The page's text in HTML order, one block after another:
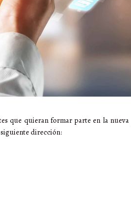
que quieran formar parte en la
dirección: